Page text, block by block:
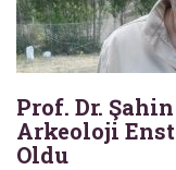
Prof. Dr.
Arkeoloji
Oldu